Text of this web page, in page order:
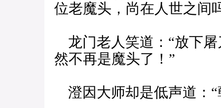
位老魔头，尚在人世之间
龙门老人笑道：“放下
然不再是魔头了！”
澄因大师却是低声道：